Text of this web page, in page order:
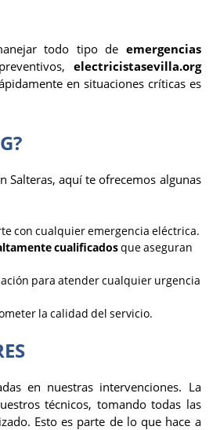
todo tipo de emergencias
electricistasevilla.org
en situaciones críticas es
Salteras, aquí te ofrecemos algunas
con cualquier emergencia eléctrica.
cualificadosque aseguran
para atender cualquier urgencia
la calidad del servicio.
en nuestras intervenciones. La
técnicos, tomando todas las
Esto es parte de lo que hace a